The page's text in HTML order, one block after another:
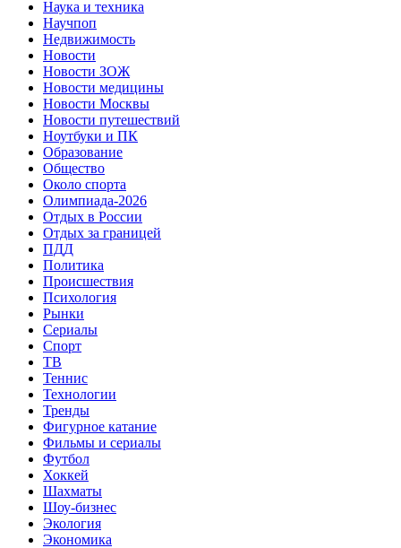
Наука и техника
Научпоп
Недвижимость
Новости
Новости ЗОЖ
Новости медицины
Новости Москвы
Новости путешествий
Ноутбуки и ПК
Образование
Общество
Около спорта
Олимпиада-2026
Отдых в России
Отдых за границей
ПДД
Политика
Происшествия
Психология
Рынки
Сериалы
Спорт
ТВ
Теннис
Технологии
Тренды
Фигурное катание
Фильмы и сериалы
Футбол
Хоккей
Шахматы
Шоу-бизнес
Экология
Экономика